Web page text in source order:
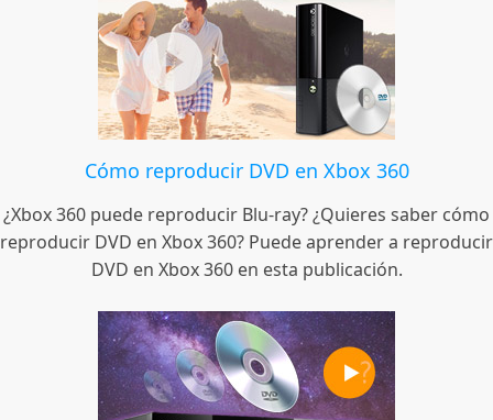
Cómo reproducir DVD en Xbox 360
¿Xbox 360 puede reproducir Blu-ray? ¿Quieres saber cómo
reproducir DVD en Xbox 360? Puede aprender a reproducir
DVD en Xbox 360 en esta publicación.